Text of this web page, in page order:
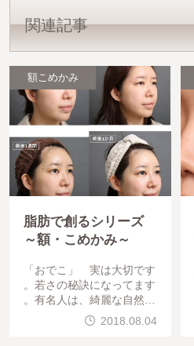
関連記事
額こめかみ
脂肪で創るシリーズ
～額・こめかみ～
「おでこ」 実は大切です
。若さの秘訣になってます
。有名人は、綺麗な自然で
、若々しい「おでこ」を持
たれています。額はすごく
2018.08.04